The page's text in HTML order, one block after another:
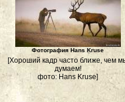
Фотография Hans Kruse
[Хороший кадр часто ближе, чем
думаем!
фото: Hans Kruse]